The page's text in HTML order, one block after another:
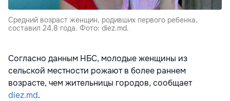
Средний возраст женщин, родивших первого ребенка,
составил 24,8 года. Фото: diez.md.
Согласно данным НБС, молодые женщины из
сельской местности рожают в более раннем
возрасте, чем жительницы городов, сообщает
diez.md.